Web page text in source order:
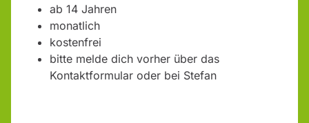
ab 14 Jahren
monatlich
kostenfrei
bitte melde dich vorher über das
Kontaktformular oder bei Stefan